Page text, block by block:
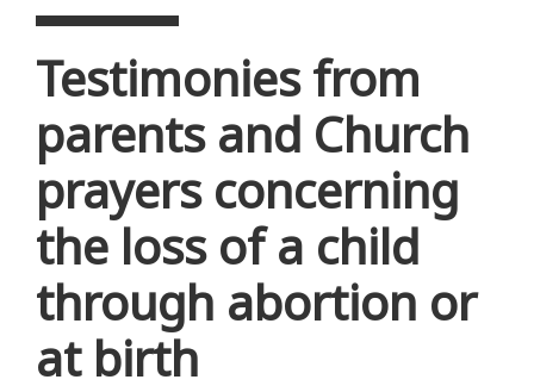
Testimonies from
parents and Church
prayers concerning
the loss of a child
through abortion or
at birth